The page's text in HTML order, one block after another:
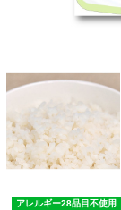
アレルギー28品目不使用